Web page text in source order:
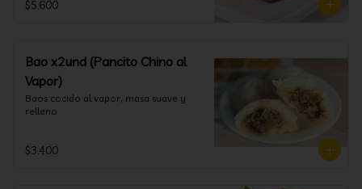
$5.600
Bao x2und (Pancito Chino al
Vapor)
Baos cocido al vapor, masa suave y
relleno
$3.400